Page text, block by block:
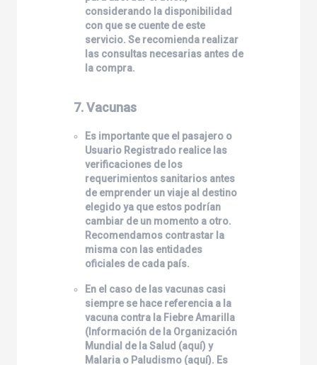
considerando la disponibilidad
con que se cuente de este
servicio. Se recomienda realizar
las consultas necesarias antes de
la compra.
7. Vacunas
Es importante que el pasajero o
Usuario Registrado realice las
verificaciones de los
requerimientos sanitarios antes
de emprender un viaje al destino
elegido ya que estos podrían
cambiar de un momento a otro.
Recomendamos contrastar la
misma con las entidades
oficiales de cada país.
En el caso de las vacunas casi
siempre se hace referencia a la
vacuna contra la Fiebre Amarilla
(Información de la Organización
Mundial de la Salud (aquí) y
Malaria o Paludismo (aquí). Es